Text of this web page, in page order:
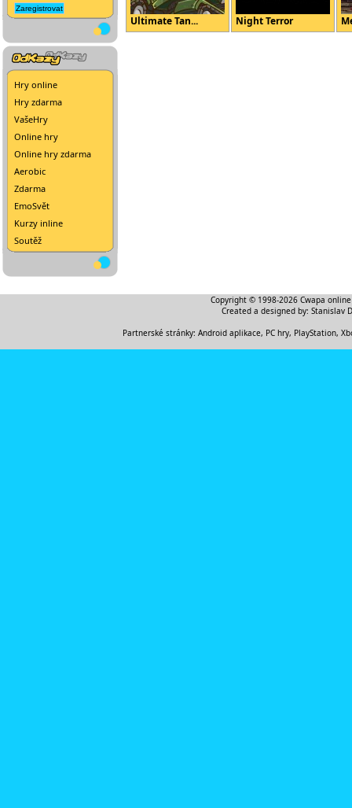
Hry online
Hry zdarma
VašeHry
Online hry
Online hry zdarma
Aerobic
Zdarma
EmoSvět
Kurzy inline
Soutěž
Ultimate Tan... Night Terror
Copyright © 1998-2026 Cwapa
Created a designed by: Stanislav
Partnerské stránky: Android aplikace, PC hry, PlayStation,